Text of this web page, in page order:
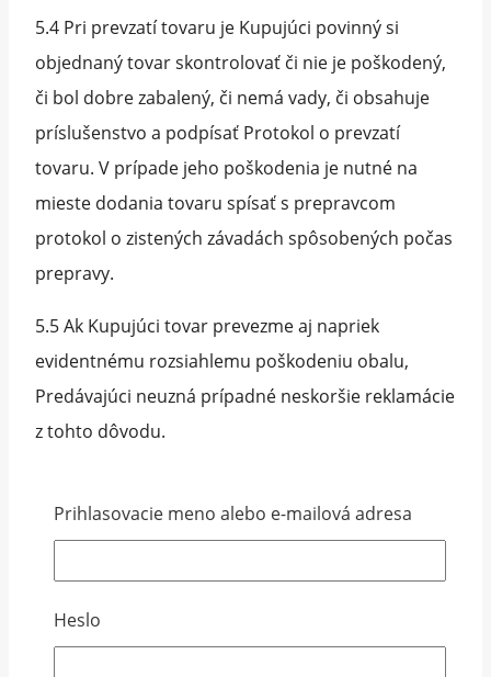
5.4 Pri prevzatí tovaru je Kupujúci povinný si
objednaný tovar skontrolovať či nie je poškodený,
či bol dobre zabalený, či nemá vady, či obsahuje
príslušenstvo a podpísať Protokol o prevzatí
tovaru. V prípade jeho poškodenia je nutné na
mieste dodania tovaru spísať s prepravcom
protokol o zistených závadách spôsobených počas
prepravy.
5.5 Ak Kupujúci tovar prevezme aj napriek
evidentnému rozsiahlemu poškodeniu obalu,
Predávajúci neuzná prípadné neskoršie reklamácie
z tohto dôvodu.
Európskej únie, príp. iných štátov sa uskutočňuje
vzájomného písomného odsúhlasenia si ceny za
dopravu a balné a príp. ďalších dodacích
Prihlasovacie meno alebo e-mailová adresa
Heslo